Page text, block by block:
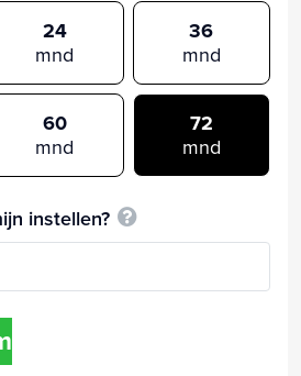
24
mnd
36
mnd
60
mnd
72
mnd
instellen?